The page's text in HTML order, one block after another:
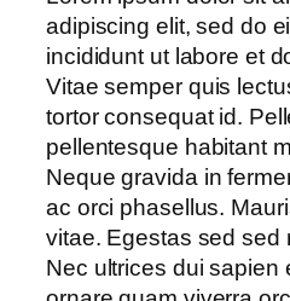
adipiscing elit, sed do
incididunt ut labore et
Vitae semper quis
tortor consequat id.
pellentesque habitant
Neque gravida in
ac orci phasellus.
vitae. Egestas sed sed
Nec ultrices dui sapien